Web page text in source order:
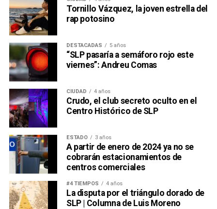
Tornillo Vázquez, la joven estrella del
rap potosino
DESTACADAS 5 años
“SLP pasaría a semáforo rojo este
viernes”: Andreu Comas
CIUDAD 4 años
Crudo, el club secreto oculto en el
Centro Histórico de SLP
ESTADO 3 años
A partir de enero de 2024 ya no se
cobrarán estacionamientos de
centros comerciales
#4 TIEMPOS 4 años
La disputa por el triángulo dorado de
SLP | Columna de Luis Moreno